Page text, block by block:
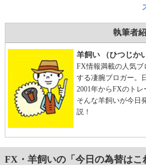
執筆者
羊飼い （ひつじかい
FX情報満載の人気
する凄腕ブロガー。
2001年からFXのト
そんな羊飼いが今日
説！
FX・羊飼いの「今日の為替は